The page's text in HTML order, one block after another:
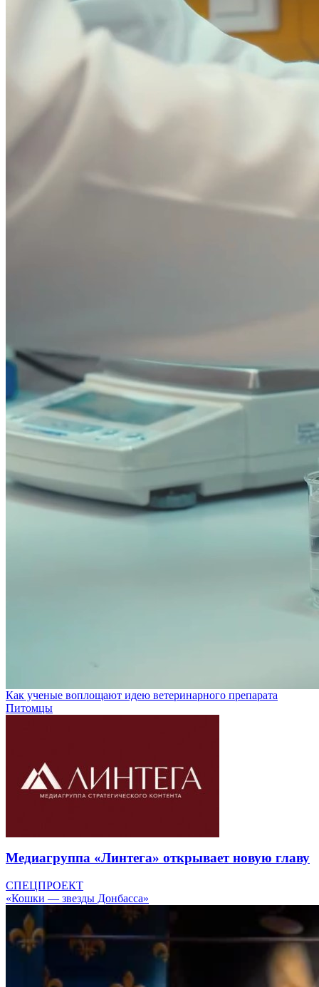
Как ученые воплощают идею ветеринарного препарата
Питомцы
Медиагруппа «Линтега» открывает новую главу
СПЕЦПРОЕКТ
«Кошки — звезды Донбасса»